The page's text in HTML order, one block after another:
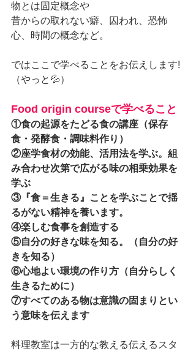
物とは固定概念や
昔からの取れない癖、囚われ、恐怖
心、時間の概念など。
ではここで学べることをお伝えします!
（やっと💦）
Food origin courseで学べること
①食の起源をたどる食の講座（保存
食・発酵食・調味料作り）
②座学食材の効能、活用法を学ぶ。組
み合わせ次第で広がる味の相乗効果を
学ぶ
③『食＝生きる』ことを学ぶことで揺
るがない精神を養います。
④楽しむ食事を創造する
⑤自分の好きな味を知る。（自分の好
きを知る）
⑥心地よい環境の作り方（自分らしく
生きるために）
⑦すべてのある物は意識の固まりとい
う意味を伝えます
料理教室は一方的な教える伝えるスタ